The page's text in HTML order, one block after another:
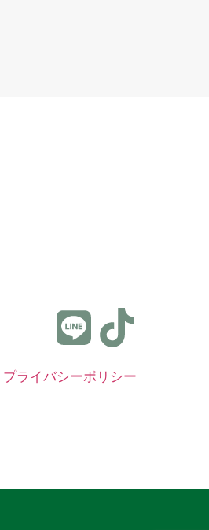
プライバシーポリシー